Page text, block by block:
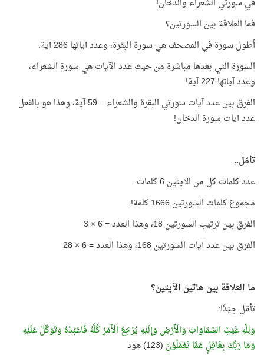
في سورتي الشعراء والدخان!
فما العلاقة بين السورتين؟
أطول سورة في المصحف هي سورة البقرة، وعدد آياتها 286 آية.
السورة التي بعدها مباشرة من حيث عدد الآيات هي سورة الشعراء،
وعدد آياتها 227 آية!
الفرق بين عدد آيات سورتي البقرة والشعراء = 59 آية، وهذا هو بالفعل
عدد آيات سورة الدخان!
تأمّل..
عدد كلمات كل من الآيتين 6 كلمات.
مجموع كلمات السورتين 1666 كلمة!
الفرق بين ترتيب السورتين 18، وهذا العدد = 6 × 3
الفرق بين عدد آيات السورتين 168، وهذا العدد = 6 × 28
ما العلاقة بين هاتين الآيتين؟
تأمّل جيّدًا:
وَلِلَّهِ غَيْبُ السَّمَاوَاتِ وَالْأَرْضِ وَإِلَيْهِ يُرْجَعُ الْأَمْرُ كُلُّهُ فَاعْبُدْهُ وَتَوَكَّلْ عَلَيْهِ
وَمَا رَبُّكَ بِغَافِلٍ عَمَّا تَعْمَلُوْنَ (123) هود